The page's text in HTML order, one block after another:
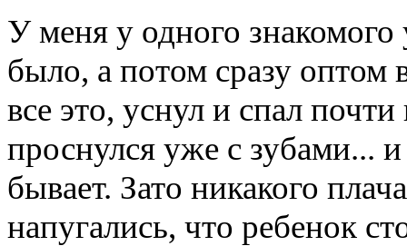
У меня у одного
было, а потом сразу оптом
все это, уснул и спал
проснулся уже с зубами...
бывает. Зато никакого
напугались, что ребенок